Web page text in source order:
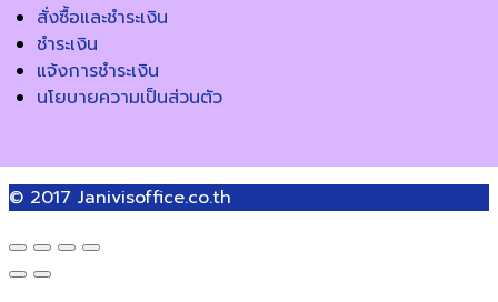
สั่งซื้อและชำระเงิน
ชำระเงิน
แจ้งการชำระเงิน
นโยบายความเป็นส่วนตัว
© 2017 Janivisoffice.co.th